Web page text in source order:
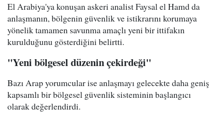
El Arabiya'ya konuşan askeri analist Faysal el Hamd da
anlaşmanın, bölgenin güvenlik ve istikrarını korumaya
yönelik tamamen savunma amaçlı yeni bir ittifakın
kurulduğunu gösterdiğini belirtti.
"Yeni bölgesel düzenin çekirdeği"
Bazı Arap yorumcular ise anlaşmayı gelecekte daha geniş
kapsamlı bir bölgesel güvenlik sisteminin başlangıcı
olarak değerlendirdi.